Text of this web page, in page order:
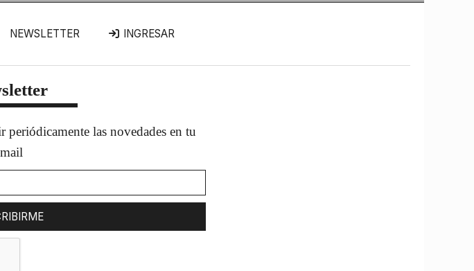
NEWSLETTER INGRESAR
periódicamente las novedades en tu